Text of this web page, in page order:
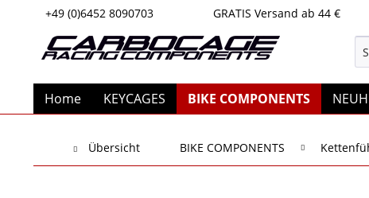
+49 (0)6452 8090703 GRATIS Versand ab 44 €
Home KEYCAGES BIKE COMPONENTS
Übersicht BIKE COMPONENTS